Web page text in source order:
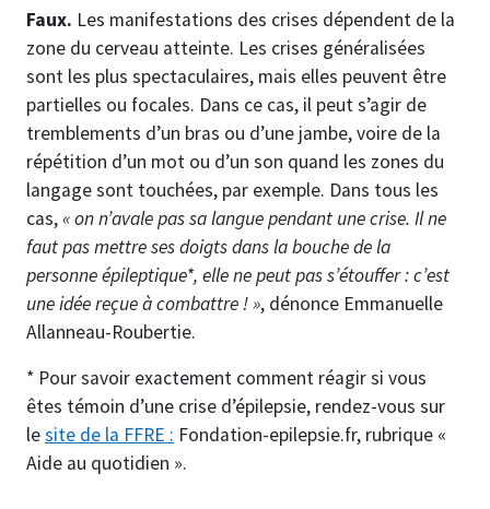
Faux. Les manifestations des crises dépendent de la
zone du cerveau atteinte. Les crises généralisées
sont les plus spectaculaires, mais elles peuvent être
partielles ou focales. Dans ce cas, il peut s’agir de
tremblements d’un bras ou d’une jambe, voire de la
répétition d’un mot ou d’un son quand les zones du
langage sont touchées, par exemple. Dans tous les
cas,« on n’avale pas sa langue pendant une crise. Il ne
faut pas mettre ses doigts dans la bouche de la
personne épileptique*, elle ne peut pas s’étouffer : c’est
une idée reçue à combattre ! », dénonce Emmanuelle
Allanneau-Roubertie.
* Pour savoir exactement comment réagir si vous
êtes témoin d’une crise d’épilepsie, rendez-vous sur
lesite de la FFRE : Fondation-epilepsie.fr, rubrique «
Aide au quotidien ».